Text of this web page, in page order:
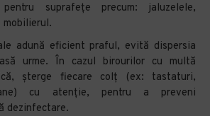
suprafețe precum: jaluzelele,
mobilierul.
adună eficient praful, evită dispersia
urme. În cazul birourilor cu multă
șterge fiecare colț (ex: tastaturi,
cu atenție, pentru a preveni
dezinfectare.